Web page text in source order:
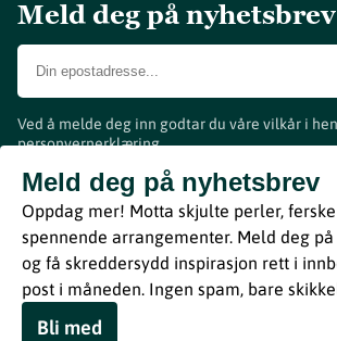
Solplassen Camping
Meld deg på nyhetsbrev
Ved å melde deg inn godtar du våre vilkår i
personvernerklæring.
Meld deg på nyhetsbrev
Oppdag mer! Motta skjulte perler,
spennende arrangementer. Meld deg
og få skreddersydd inspirasjon rett i
post i måneden. Ingen spam, bare
Bli med
www.visitvestfold.com
Turistinformasjon
Vestfold Fylkeskommune
ByBreakfast